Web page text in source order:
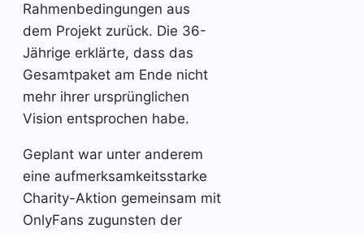
Rahmenbedingungen aus
dem Projekt zurück. Die 36-
Jährige erklärte, dass das
Gesamtpaket am Ende nicht
mehr ihrer ursprünglichen
Vision entsprochen habe.
Geplant war unter anderem
eine aufmerksamkeitsstarke
Charity-Aktion gemeinsam mit
OnlyFans zugunsten der